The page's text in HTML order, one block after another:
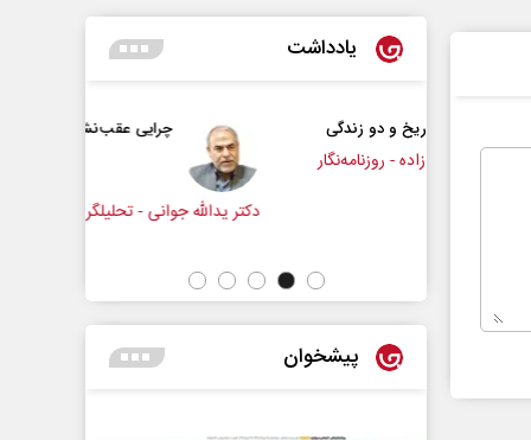
یادداشت
چرایی عقب‌نشینی ترامپ؟
دکتر یدالله جوانی - تحلیلگر مسائل سیاسی
پیشخوان